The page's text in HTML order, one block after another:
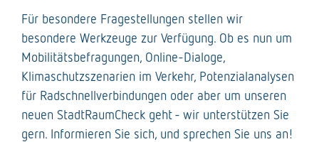
Für besondere Fragestellungen stellen wir
besondere Werkzeuge zur Verfügung. Ob es nun um
Mobilitätsbefragungen, Online-Dialoge,
Klimaschutzszenarien im Verkehr, Potenzialanalysen
für Radschnellverbindungen oder aber um unseren
neuen StadtRaumCheck geht - wir unterstützen Sie
gern. Informieren Sie sich, und sprechen Sie uns an!